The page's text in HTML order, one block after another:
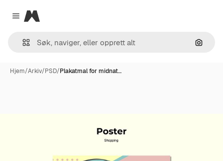
Close menu
Magnific
Søk
Hjem/Arkiv/PSD/Plakatmal for midnat…